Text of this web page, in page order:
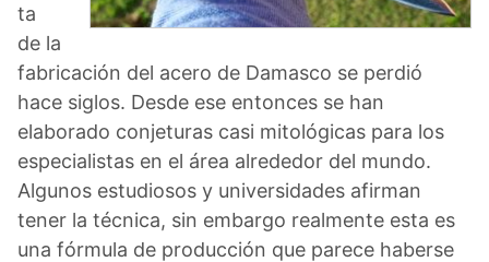
ta
de la
fabricación del acero de Damasco se perdió
hace siglos. Desde ese entonces se han
elaborado conjeturas casi mitológicas para los
especialistas en el área alrededor del mundo.
Algunos estudiosos y universidades afirman
tener la técnica, sin embargo realmente esta es
una fórmula de producción que parece haberse